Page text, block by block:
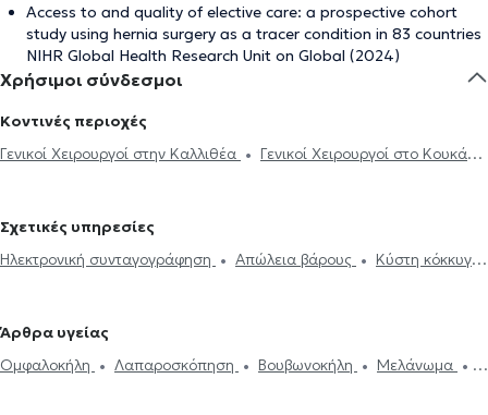
Access to and quality of elective care: a prospective cohort
study using hernia surgery as a tracer condition in 83 countries
NIHR Global Health Research Unit on Global (2024)
Χρήσιμοι σύνδεσμοι
Κοντινές περιοχές
Γενικοί Χειρουργοί στην Καλλιθέα
Γενικοί Χειρουργοί στο Κουκάκι
Χειρουργοί στο Παγκράτι
Γενικοί Χειρουργοί στο Σύνταγμα
Γενικοί Χειρουργοί στην Αθήνα
Γενικοί Χειρουργοί στη Νέα Ερυθραία
Γενικοί Χειρουργοί στους Αμπελόκηπους
Γενικοί Χειρουργοί στον
Σχετικές υπηρεσίες
Ηλεκτρονική συνταγογράφηση
Απώλεια βάρους
Κύστη κόκκυγος
χολοκυστεκτομή
Δίαιτα και διατροφή
Παχυσαρκία
Καρκίνος Παχέος Εντέρου
Άρθρα υγείας
Ομφαλοκήλη
Λαπαροσκόπηση Βουβωνοκήλη
Μελάνωμα